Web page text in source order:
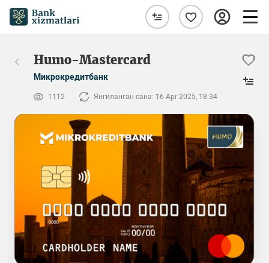
Humo-Mastercard
Микрокредитбанк
1112 Янгиланган сана: 16 Apr 2025, 18:34